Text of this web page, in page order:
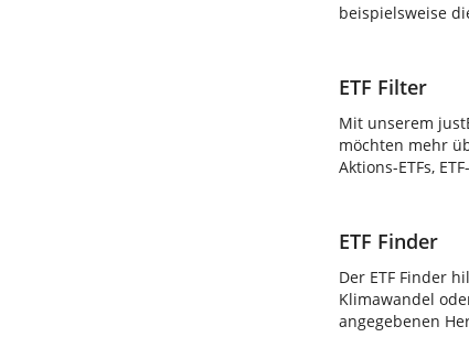
beispielsweise
ETF Filter
Mit unserem
möchten mehr
Aktions-ETFs,
ETF Finder
Der ETF Finder
Klimawandel
angegebenen